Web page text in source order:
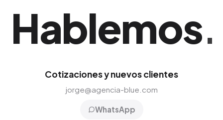
Hablemos.
Cotizaciones y nuevos clientes
jorge@agencia-blue.com
WhatsApp